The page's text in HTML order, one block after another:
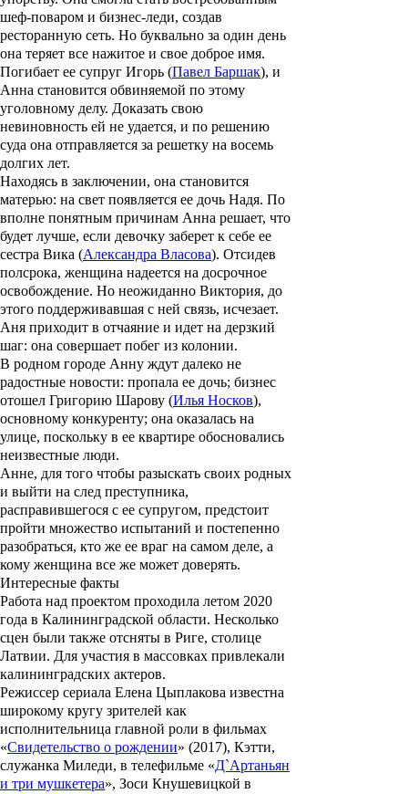
шеф-поваром и бизнес-леди, создав
ресторанную сеть. Но буквально за один день
она теряет все нажитое и свое доброе имя.
Погибает ее супруг Игорь (Павел Баршак), и
Анна становится обвиняемой по этому
уголовному делу. Доказать свою
невиновность ей не удается, и по решению
суда она отправляется за решетку на восемь
долгих лет.
Находясь в заключении, она становится
матерью: на свет появляется ее дочь Надя. По
вполне понятным причинам Анна решает, что
будет лучше, если девочку заберет к себе ее
сестра Вика (Александра Власова). Отсидев
полсрока, женщина надеется на досрочное
освобождение. Но неожиданно Виктория, до
этого поддерживавшая с ней связь, исчезает.
Аня приходит в отчаяние и идет на дерзкий
шаг: она совершает побег из колонии.
В родном городе Анну ждут далеко не
радостные новости: пропала ее дочь; бизнес
отошел Григорию Шарову (Илья Носков),
основному конкуренту; она оказалась на
улице, поскольку в ее квартире обосновались
неизвестные люди.
Анне, для того чтобы разыскать своих родных
и выйти на след преступника,
расправившегося с ее супругом, предстоит
пройти множество испытаний и постепенно
разобраться, кто же ее враг на самом деле, а
кому женщина все же может доверять.
Интересные факты
Работа над проектом проходила летом 2020
года в Калининградской области. Несколько
сцен были также отсняты в Риге, столице
Латвии. Для участия в массовках привлекали
калининградских актеров.
Режиссер сериала Елена Цыплакова известна
широкому кругу зрителей как
исполнительница главной роли в фильмах
«Свидетельство о рождении» (2017), Кэтти,
служанка Миледи, в телефильме «Д`Артаньян
и три мушкетера», Зоси Кнушевицкой в